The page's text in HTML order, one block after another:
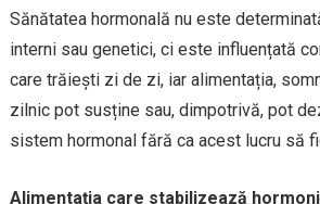
Sănătatea hormonală nu este
interni sau genetici, ci este influențată
care trăiești zi de zi, iar alimentația,
zilnic pot susține sau, dimpotrivă, pot
sistem hormonal fără ca acest lucru să
Alimentația care stabilizează